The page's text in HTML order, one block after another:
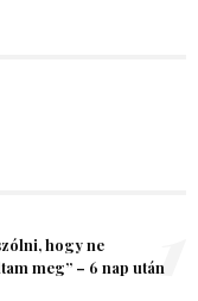
hogy ne
meg” – 6 nap után
1